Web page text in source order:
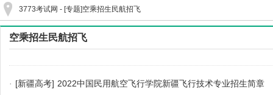
3773考试网 - [专题]空乘招生民航招飞
空乘招生民航招飞
· [新疆高考] 2022中国民用航空飞行学院新疆飞行技术专业招生简章